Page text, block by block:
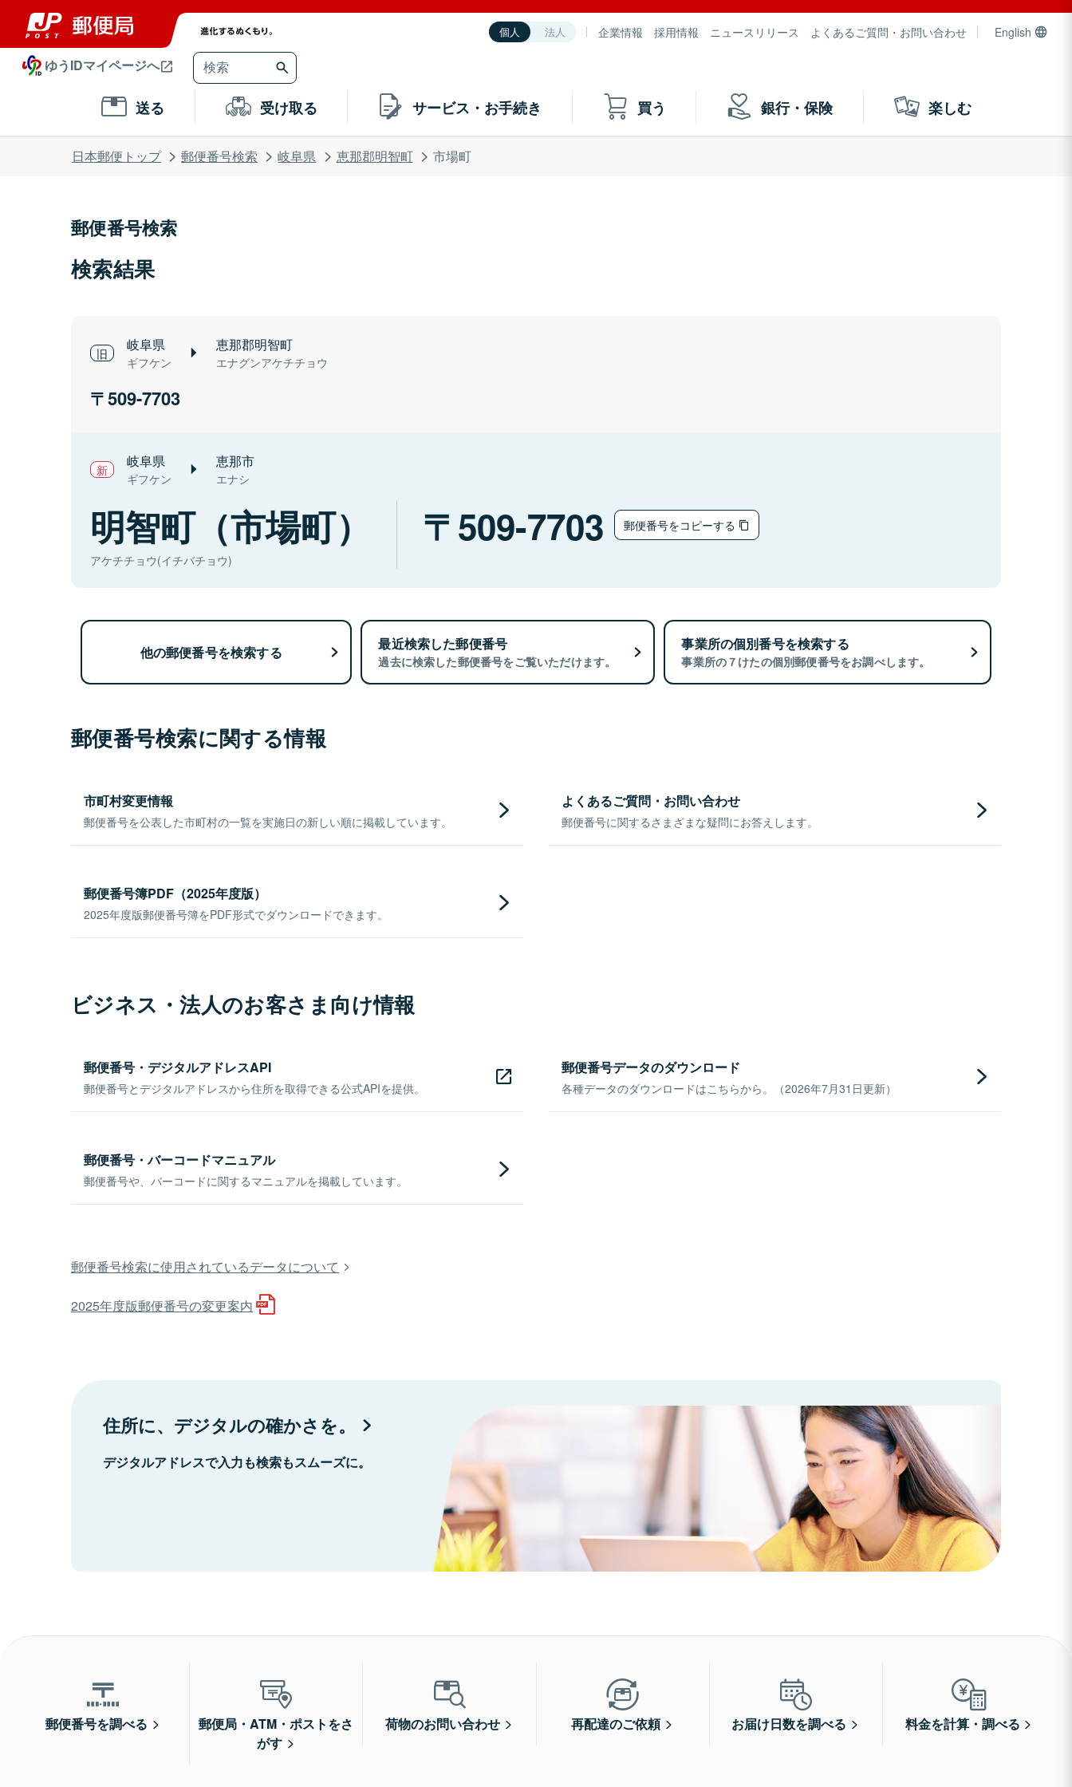
個人 法人 企業情報 採用情報 ニュースリリース よくあるご質問・お問い合わせ English
ゆうIDマイページへ
送る 受け取る サービス・お手続き 買う 銀行・保険 楽しむ
日本郵便トップ 郵便番号検索 岐阜県 恵那郡明智町 市場町
郵便番号検索
検索結果
岐阜県
ギフケン
恵那郡明智町
エナグンアケチチョウ
509-7703
岐阜県
ギフケン
恵那市
エナシ
明智町（市場町）
アケチチョウ(イチバチョウ)
509-7703 郵便番号をコピーする
他の郵便番号を検索する 最近検索した郵便番号
過去に検索した郵便番号をご覧いただけます。
事業所の個別番号を検索する
事業所の７けたの個別郵便番号をお調べします。
郵便番号検索に関する情報
市町村変更情報
郵便番号を公表した市町村の一覧を実施日の新しい順に掲載しています。
よくあるご質問・お問い合わせ
郵便番号に関するさまざまな疑問にお答えします。
郵便番号簿PDF（2025年度版）
2025年度版郵便番号簿をPDF形式でダウンロードできます。
ビジネス・法人のお客さま向け情報
郵便番号・デジタルアドレスAPI
郵便番号とデジタルアドレスから住所を取得できる公式APIを提供。
郵便番号データのダウンロード
各種データのダウンロードはこちらから。（2026年7月31日更新）
郵便番号・バーコードマニュアル
郵便番号や、バーコードに関するマニュアルを掲載しています。
郵便番号検索に使用されているデータについて
2025年度版郵便番号の変更案内
住所に、デジタルの確かさを。
デジタルアドレスで入力も検索もスムーズに。
郵便番号を調べる
郵便局・ATM・ポストをさ
がす
荷物のお問い合わせ 再配達のご依頼 お届け日数を調べる 料金を計算・調べる